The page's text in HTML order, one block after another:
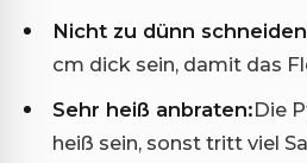
Nicht zu dünn
cm dick sein, damit das
Sehr heiß anbraten:Die
heiß sein, sonst tritt viel